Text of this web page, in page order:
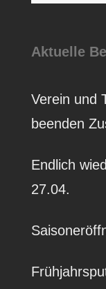
Aktuelle
Verein und
beenden
Endlich
27.04.